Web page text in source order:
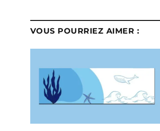
VOUS POURRIEZ AIMER :